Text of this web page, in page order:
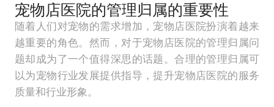
宠物店医院的管理归属的重要性
随着人们对宠物的需求增加，宠物店医院扮演着越来
越重要的角色。然而，对于宠物店医院的管理归属问
题却成为了一个值得深思的话题。合理的管理归属可
以为宠物行业发展提供指导，提升宠物店医院的服务
质量和行业形象。